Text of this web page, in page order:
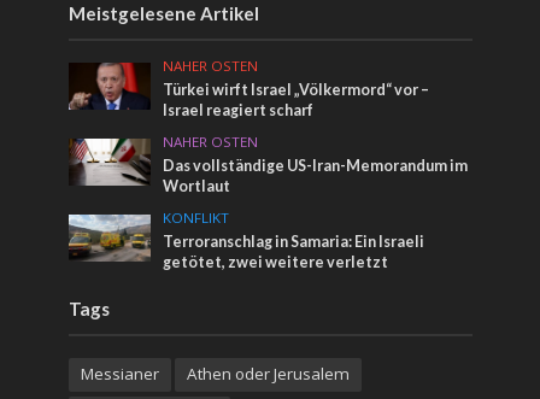
Meistgelesene Artikel
NAHER OSTEN
Türkei wirft Israel „Völkermord“ vor –
Israel reagiert scharf
NAHER OSTEN
Das vollständige US-Iran-Memorandum im
Wortlaut
KONFLIKT
Terroranschlag in Samaria: Ein Israeli
getötet, zwei weitere verletzt
Tags
Messianer
Athen oder Jerusalem